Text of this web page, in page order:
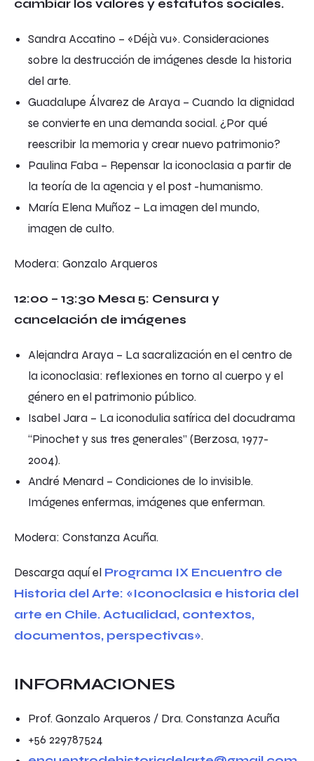
cambiar los valores y estatutos sociales.
Sandra Accatino – «Déjà vu». Consideraciones
sobre la destrucción de imágenes desde la historia
del arte.
Guadalupe Álvarez de Araya – Cuando la dignidad
se convierte en una demanda social. ¿Por qué
reescribir la memoria y crear nuevo patrimonio?
Paulina Faba – Repensar la iconoclasia a partir de
la teoría de la agencia y el post -humanismo.
María Elena Muñoz – La imagen del mundo,
imagen de culto.
Modera: Gonzalo Arqueros
12:00 – 13:30 Mesa 5: Censura y
cancelación de imágenes
Alejandra Araya – La sacralización en el centro de
la iconoclasia: reflexiones en torno al cuerpo y el
género en el patrimonio público.
Isabel Jara – La iconodulia satírica del docudrama
“Pinochet y sus tres generales” (Berzosa, 1977-
2004).
André Menard – Condiciones de lo invisible.
Imágenes enfermas, imágenes que enferman.
Modera: Constanza Acuña.
Descarga aquí el Programa IX Encuentro de
Historia del Arte: «Iconoclasia e historia del
arte en Chile. Actualidad, contextos,
documentos, perspectivas».
INFORMACIONES
Prof. Gonzalo Arqueros / Dra. Constanza Acuña
+56 229787524